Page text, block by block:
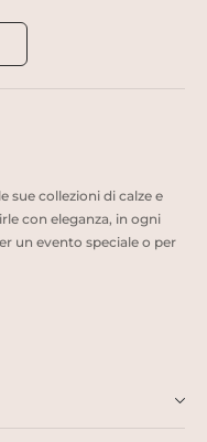
sue collezioni di calze e
con eleganza, in ogni
un evento speciale o per